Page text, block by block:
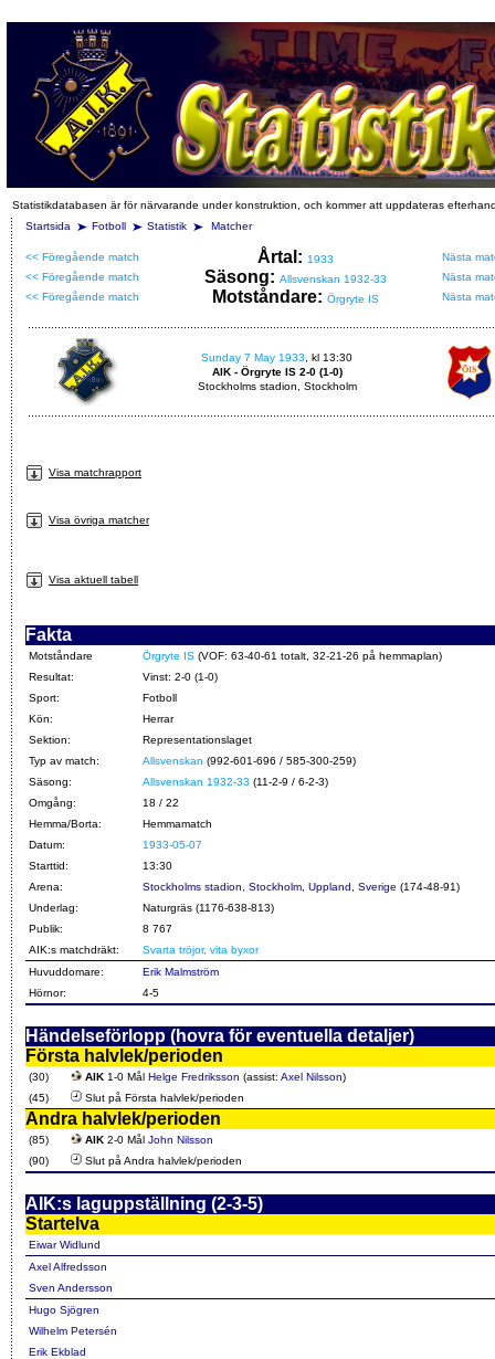
Statistikdatabasen är för närvarande under konstruktion, och kommer att uppdateras
Startsida
Fotboll Statistik Matcher
<< Föregående match Årtal: 1933
Nästa
<< Föregående match
Säsong: Allsvenskan 1932-33
Nästa
<< Föregående match
Motståndare: Örgryte IS Nästa
Sunday 7 May 1933 , kl 13:30
AIK - Örgryte IS 2-0 (1-0)
Stockholms stadion, Stockholm
Visa matchrapport
Visa övriga matcher
Visa aktuell tabell
Fakta
Motståndare Örgryte IS (VOF: 63-40-61 totalt, 32-21-26 på hemmaplan)
Resultat:
Vinst: 2-0 (1-0)
Sport:
Fotboll
Kön:
Herrar
Sektion:
Representationslaget
Typ av match:
Allsvenskan (992-601-696 / 585-300-259)
Säsong:
Allsvenskan 1932-33 (11-2-9 / 6-2-3)
Omgång:
18 / 22
Hemma/Borta:
Hemmamatch
Datum:
1933-05-07
Starttid:
13:30
Arena:
Stockholms stadion, Stockholm, Uppland, Sverige (174-48-91)
Underlag:
Naturgräs (1176-638-813)
Publik:
8 767
AIK:s matchdräkt:
Svarta tröjor, vita byxor
Huvuddomare:
Erik Malmström
Hörnor:
4-5
Händelseförlopp (hovra för eventuella detaljer)
Första halvlek/perioden
(30) AIK 1-0 Mål Helge Fredriksson (assist: Axel Nilsson)
(45)
Slut på Första halvlek/perioden
Andra halvlek/perioden
(85) AIK 2-0 Mål John Nilsson
(90)
Slut på Andra halvlek/perioden
AIK:s laguppställning (2-3-5)
Startelva
Eiwar Widlund
Axel Alfredsson
Sven Andersson
Hugo Sjögren
Wilhelm Petersén
Erik Ekblad